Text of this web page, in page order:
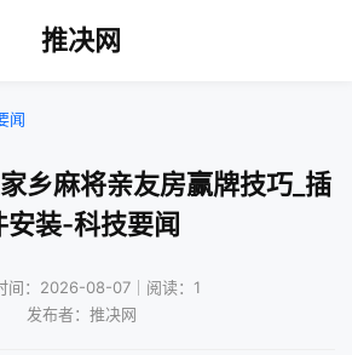
推决网
闻
乡麻将亲友房赢牌技巧_插
安装-科技要闻
间：2026-08-07｜阅读：1
发布者：推决网